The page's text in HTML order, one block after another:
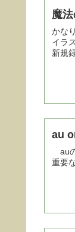
魔
かな
イラスト ●
新規録
au
au
重要